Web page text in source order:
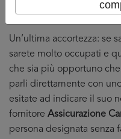
scelta in serenità.
Un’ultima accortezza: se
sarete molto occupati e
che sia più opportuno
parli direttamente con
esitate ad indicare il suo
fornitore Assicurazione
persona designata senza